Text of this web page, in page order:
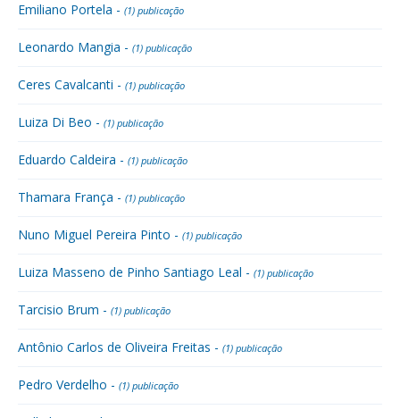
Emiliano Portela - (1) publicação
Leonardo Mangia - (1) publicação
Ceres Cavalcanti - (1) publicação
Luiza Di Beo - (1) publicação
Eduardo Caldeira - (1) publicação
Thamara França - (1) publicação
Nuno Miguel Pereira Pinto - (1) publicação
Luiza Masseno de Pinho Santiago Leal - (1) publicação
Tarcisio Brum - (1) publicação
Antônio Carlos de Oliveira Freitas - (1) publicação
Pedro Verdelho - (1) publicação